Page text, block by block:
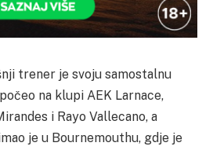
trener je svoju samostalnu
na klupi AEK Larnace,
i Rayo Vallecano, a
je u Bournemouthu, gdje je